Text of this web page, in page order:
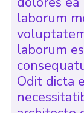
laborum
laborum
Odit dicta